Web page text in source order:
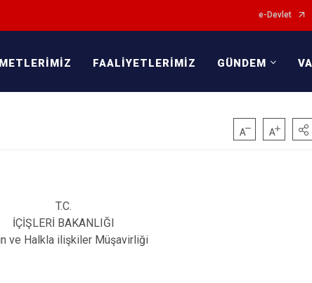
e-Devlet
FAALİYETLERİMİZ GÜNDEM
T.C.
İÇİŞLERİ BAKANLIĞI
ve Halkla ilişkiler Müşavirliği